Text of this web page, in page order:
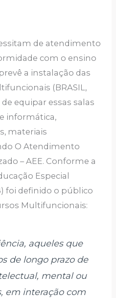
de atendimento
com o ensino
a instalação das
(BRASIL,
equipar essas salas
informática,
materiais
O Atendimento
– AEE. Conforme a
Especial
foi definido o público
Multifuncionais:
aqueles que
de longo prazo de
mental ou
em interação com